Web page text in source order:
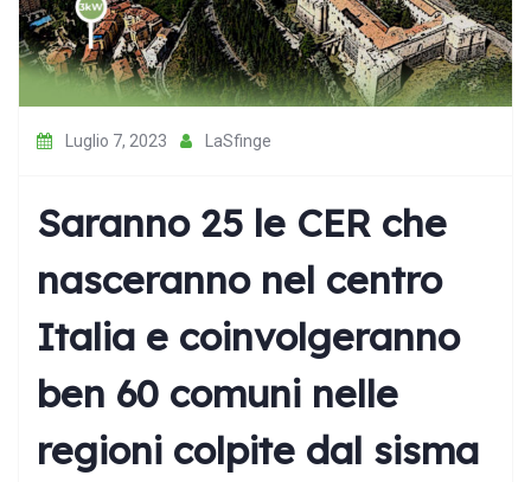
Luglio 7, 2023 LaSfinge
Saranno 25 le CER che
nasceranno nel centro
Italia e coinvolgeranno
ben 60 comuni nelle
regioni colpite dal sisma